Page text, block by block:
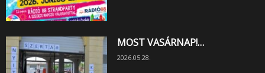
MOST VASÁRNAP!…
2026.05.28.